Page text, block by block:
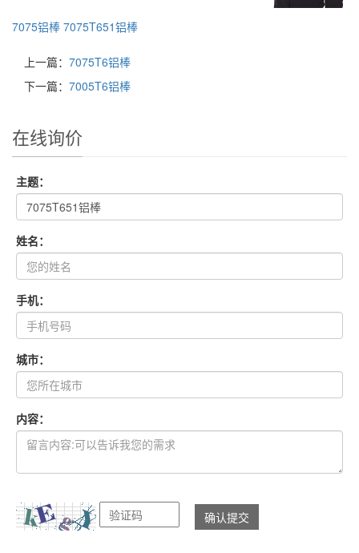
7075铝棒 7075T651铝棒
上一篇： 7075T6铝棒
下一篇： 7005T6铝棒
在线询价
主题：
姓名：
手机：
城市：
内容：